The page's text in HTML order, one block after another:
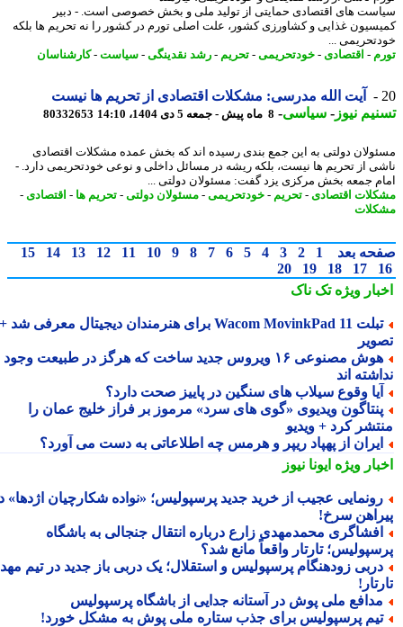
های اقتصادی حمایتی از تولید ملی و بخش خصوصی است. - دبیر
غذایی و کشاورزی کشور، علت اصلی تورم در کشور را نه تحریم ها بلکه
...
-اقتصادی-خودتحریمی -تحریم- رشد نقدینگی-سیاست-کارشناسان
آیت الله مدرسی: مشکلات اقتصادی از تحریم ها نیست
نیوز-سیاسی-8 ماه پیش - جمعه 5 دی 1404، 14:10 80332653
دولتی به این جمع بندی رسیده اند که بخش عمده مشکلات اقتصادی
از تحریم ها نیست، بلکه ریشه در مسائل داخلی و نوعی خودتحریمی دارد. -
جمعه بخش مرکزی یزد گفت: مسئولان دولتی ...
اقتصادی-تحریم- خودتحریمی -مسئولان دولتی-تحریم ها- اقتصادی-
بعد 1
2
3
4
5
6
7
8
9
10
11
12
13
14
15
17
18
19
20
ویژهتک ناک
تبلت Wacom MovinkPad 11 برای هنرمندان دیجیتال معرفی شد +
هوش مصنوعی ۱۶ ویروس جدید ساخت که هرگز در طبیعت وجود
اند
وقوع سیلاب های سنگین در پاییز صحت دارد؟
ویدیوی «گوی های سرد» مرموز بر فراز خلیج عمان را
کرد + ویدیو
از پهپاد ریپر و هرمس چه اطلاعاتی به دست می آورد؟
ویژهایونا نیوز
عجیب از خرید جدید پرسپولیس؛ «نواده شکارچیان اژدها» در
سرخ!
محمدمهدی زارع درباره انتقال جنجالی به باشگاه
تارتار واقعاً مانع شد؟
زودهنگام پرسپولیس و استقلال؛ یک دربی باز جدید در تیم مهدی
ملی پوش در آستانه جدایی از باشگاه پرسپولیس
پرسپولیس برای جذب ستاره ملی پوش به مشکل خورد!